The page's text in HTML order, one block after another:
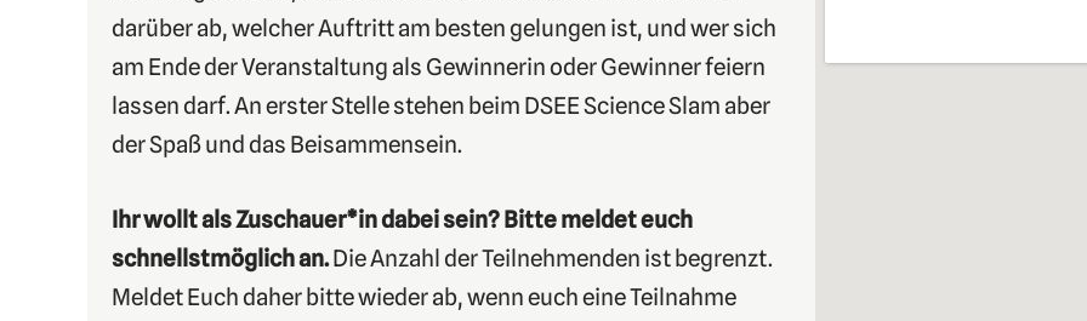
darüber ab, welcher Auftritt am besten gelungen ist, und wer sich
am Ende der Veranstaltung als Gewinnerin oder Gewinner feiern
lassen darf. An erster Stelle stehen beim DSEE Science Slam aber
der Spaß und das Beisammensein.
Ihr wollt als Zuschauer*in dabei sein? Bitte meldet euch
schnellstmöglich an.Die Anzahl der Teilnehmenden ist begrenzt.
Meldet Euch daher bitte wieder ab, wenn euch eine Teilnahme